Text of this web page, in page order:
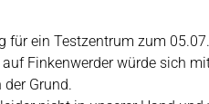
für ein Testzentrum zum
Finkenwerder würde sich
Grund.